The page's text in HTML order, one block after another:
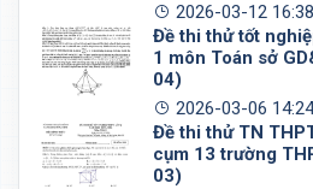
2026-03-12
Đề thi thử tốt
1 môn Toán sở
04)
2026-03-06
Đề thi thử TN
cụm 13 trường
03)